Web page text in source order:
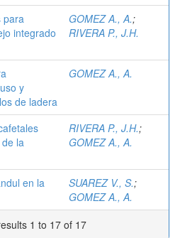
para
integrado
GOMEZ A., A.;
RIVERA P., J.H.
y
de ladera
GOMEZ A., A.
la
RIVERA P., J.H.;
GOMEZ A., A.
en la
SUAREZ V., S.;
GOMEZ A., A.
1 to 17 of 17